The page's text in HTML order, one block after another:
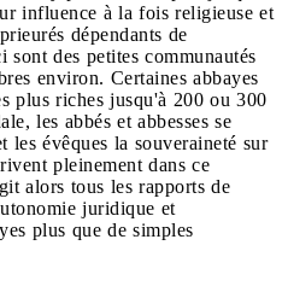
influence à la fois religieuse et
dépendants de
sont des petites communautés
environ. Certaines abbayes
plus riches jusqu'à 200 ou 300
les abbés et abbesses se
les évêques la souveraineté sur
pleinement dans ce
alors tous les rapports de
juridique et
plus que de simples